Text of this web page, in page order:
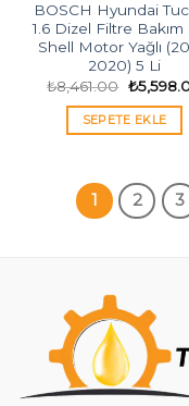
BOSCH Hyundai
1.6 Dizel Filtre Bakım
Shell Motor Yağlı
2020) 5 Li
₺8,461.00 Orijinal
fiyat:
₺
SEPETE EKLE
1 2 3